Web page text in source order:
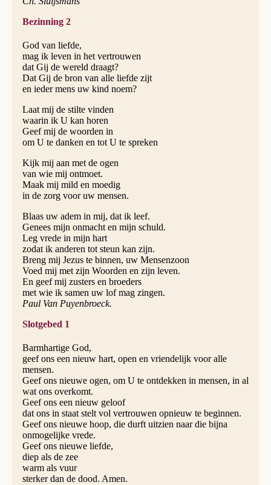
Bezinning 2
God van liefde,
mag ik leven in het vertrouwen
dat Gij de wereld draagt?
Dat Gij de bron van alle liefde zijt
en ieder mens uw kind noem?
Laat mij de stilte vinden
waarin ik U kan horen
Geef mij de woorden in
om U te danken en tot U te spreken
Kijk mij aan met de ogen
van wie mij ontmoet.
Maak mij mild en moedig
in de zorg voor uw mensen.
Blaas uw adem in mij, dat ik leef.
Genees mijn onmacht en mijn schuld.
Leg vrede in mijn hart
zodat ik anderen tot steun kan zijn.
Breng mij Jezus te binnen, uw Mensenzoon
Voed mij met zijn Woorden en zijn leven.
En geef mij zusters en broeders
met wie ik samen uw lof mag zingen.
Paul Van Puyenbroeck.
Slotgebed 1
Barmhartige God,
geef ons een nieuw hart, open en vriendelijk voor alle
mensen.
Geef ons nieuwe ogen, om U te ontdekken in mensen, in al
wat ons overkomt.
Geef ons een nieuw geloof
dat ons in staat stelt vol vertrouwen opnieuw te begin­nen.
Geef ons nieuwe hoop, die durft uitzien naar die bijna
onmogelijke vrede.
Geef ons nieuwe liefde,
diep als de zee
warm als vuur
sterker dan de dood. Amen.